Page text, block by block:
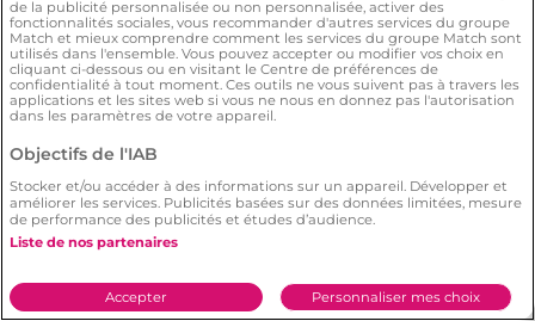
3 minutes
Rencontre à Denain
La liberté de choisir entre les profils et la
pertinence de chaque personne par
rapport à soi-même. Il y a d'ailleurs la
bonne dose d'infos : ce su'il faut pour avoir
de la publicité personnalisée ou non personnalisée, activer des
fonctionnalités sociales, vous recommander d'autres services du groupe
Match et mieux comprendre comment les services du groupe Match sont
utilisés dans l'ensemble. Vous pouvez accepter ou modifier vos choix en
cliquant ci-dessous ou en visitant le Centre de préférences de
confidentialité à tout moment. Ces outils ne vous suivent pas à travers les
applications et les sites web si vous ne nous en donnez pas l'autorisation
dans les paramètres de votre appareil.
Objectifs de l'IAB
Stocker et/ou accéder à des informations sur un appareil. Développer et
améliorer les services. Publicités basées sur des données limitées, mesure
de performance des publicités et études d’audience.
Liste de nos partenaires
Personnaliser mes choix
Accepter